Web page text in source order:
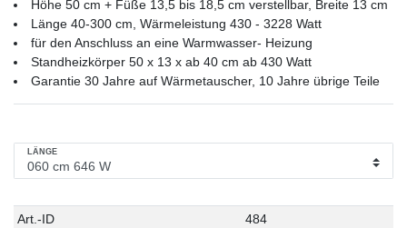
Höhe 50 cm + Füße 13,5 bis 18,5 cm verstellbar, Breite 13 cm
Länge 40-300 cm, Wärmeleistung 430 - 3228 Watt
für den Anschluss an eine Warmwasser- Heizung
Standheizkörper 50 x 13 x ab 40 cm ab 430 Watt
Garantie 30 Jahre auf Wärmetauscher, 10 Jahre übrige Teile
LÄNGE
Technisches
Wert
Art.-ID 484